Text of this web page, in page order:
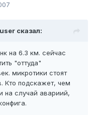
сказал:
на 6.3 км. сейчас
"оттуда"
микротики стоят
Кто подскажет, чем
на случай авариий,